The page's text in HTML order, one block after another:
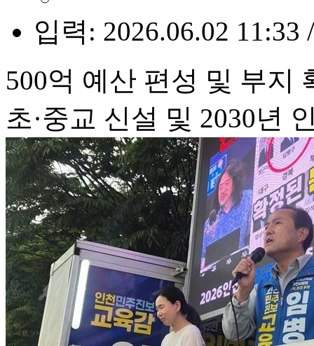
입력: 2026.06.02 11:33
500억 예산 편성 및 부지
초·중교 신설 및 2030년